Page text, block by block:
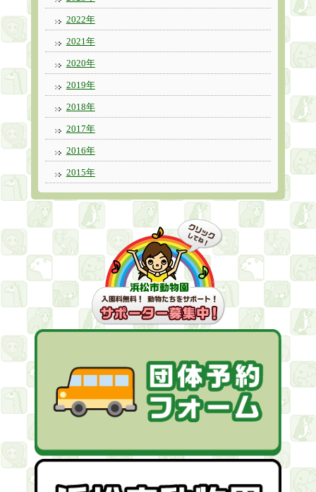
2022年
2021年
2020年
2019年
2018年
2017年
2016年
2015年